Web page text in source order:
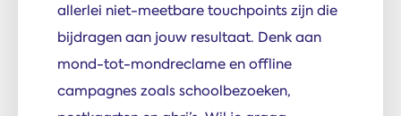
allerlei niet-meetbare touchpoints zijn die
bijdragen aan jouw resultaat. Denk aan
mond-tot-mondreclame en offline
campagnes zoals schoolbezoeken,